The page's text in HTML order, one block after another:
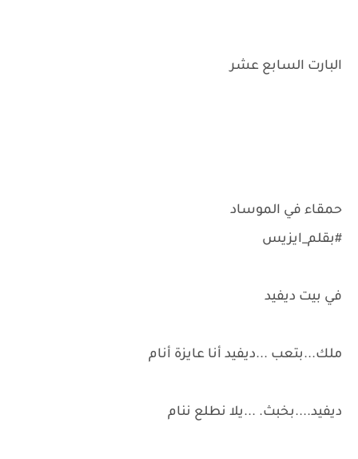
البارت السابع عشر
حمقاء في الموساد
#بقلم_ايزيس
في بيت ديفيد
ملك...بتعب ...ديفيد أنا عايزة أنام
ديفيد....بخبث. ...يلا نطلع ننام